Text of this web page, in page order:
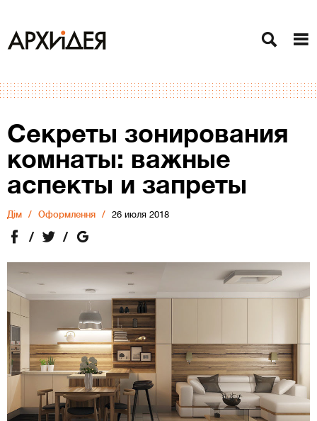
Секреты зонирования
комнаты: важные
аспекты и запреты
Дiм Оформлення 26 июля 2018